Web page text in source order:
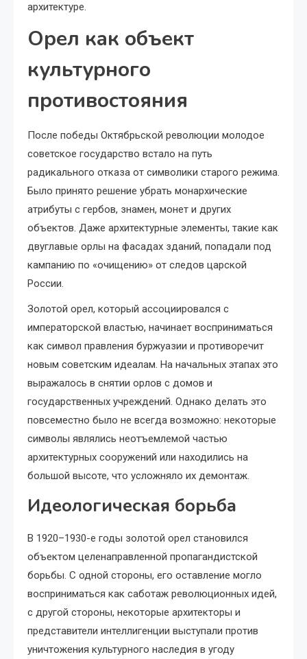
архитектуре.
Орел как объект
культурного
противостояния
После победы Октябрьской революции молодое
советское государство встало на путь
радикального отказа от символики старого режима.
Было принято решение убрать монархические
атрибуты с гербов, знамен, монет и других
объектов. Даже архитектурные элементы, такие как
двуглавые орлы на фасадах зданий, попадали под
кампанию по «очищению» от следов царской
России.
Золотой орел, который ассоциировался с
императорской властью, начинает восприниматься
как символ правления буржуазии и противоречит
новым советским идеалам. На начальных этапах это
выражалось в снятии орлов с домов и
государственных учреждений. Однако делать это
повсеместно было не всегда возможно: некоторые
символы являлись неотъемлемой частью
архитектурных сооружений или находились на
большой высоте, что усложняло их демонтаж.
Идеологическая борьба
В 1920–1930-е годы золотой орел становился
объектом целенаправленной пропагандистской
борьбы. С одной стороны, его оставление могло
восприниматься как саботаж революционных идей,
с другой стороны, некоторые архитекторы и
представители интеллигенции выступали против
уничтожения культурного наследия в угоду